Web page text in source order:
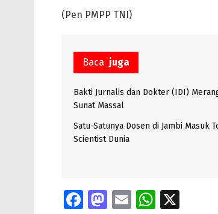
(Pen PMPP TNI)
Baca juga
Bakti Jurnalis dan Dokter (IDI)
Sunat Massal
Satu-Satunya Dosen di Jambi Masuk
Scientist Dunia
Fa M
E
W